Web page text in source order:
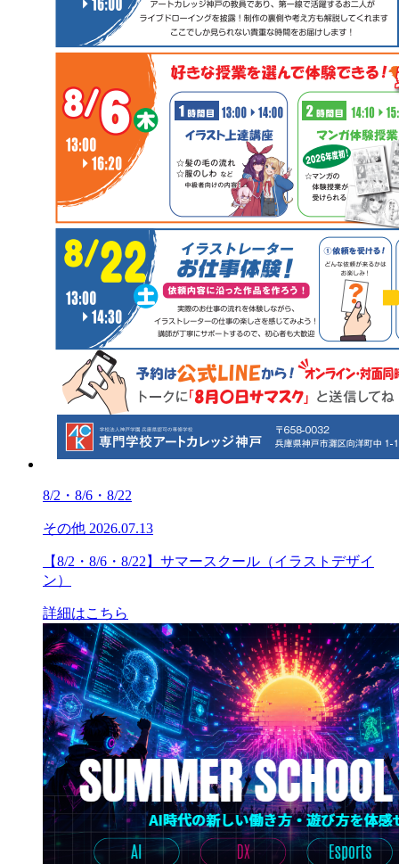
8/2・8/6・8/22
その他 2026.07.13
【8/2・8/6・8/22】サマースクール（イラストデザイ
ン）
詳細はこちら